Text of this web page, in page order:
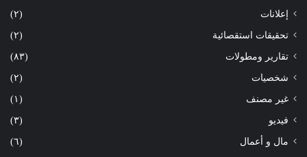
إعلانات (٢)
تحقيقات استقصائية (٢)
تقارير ومطولات (٨٣)
شخصيات (٢)
غير مصنف (١)
فيديو (٣)
مال و أعمال (٦)